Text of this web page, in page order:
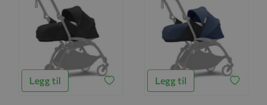
Legg til Legg til